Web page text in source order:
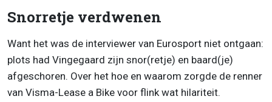
Snorretje verdwenen
Want het was de interviewer van Eurosport niet ontgaan:
plots had Vingegaard zijn snor(retje) en baard(je)
afgeschoren. Over het hoe en waarom zorgde de renner
van Visma-Lease a Bike voor flink wat hilariteit.